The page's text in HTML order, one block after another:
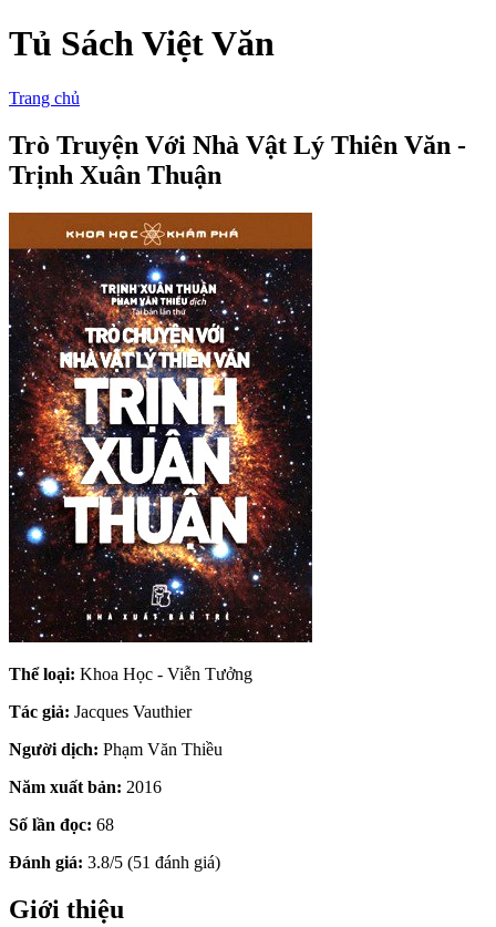
Tủ Sách Việt Văn
Trang chủ
Trò Truyện Với Nhà Vật Lý Thiên Văn -
Trịnh Xuân Thuận
Thể loại: Khoa Học - Viễn Tưởng
Tác giả: Jacques Vauthier
Người dịch: Phạm Văn Thiều
Năm xuất bản: 2016
Số lần đọc: 68
Đánh giá: 3.8/5 (51 đánh giá)
Giới thiệu